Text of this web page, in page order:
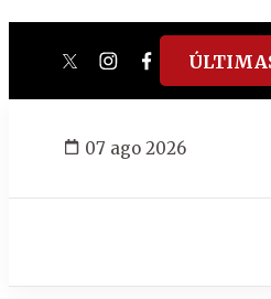
twitterinstagram
facebook
tiktok
07 ago 2026